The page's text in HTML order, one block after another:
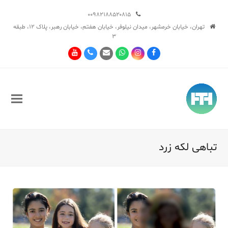
تهران، خیابان خرمشهر، میدان نیلوفر، خیابان هفتم، خیابان رهبر، پلاک ۱۲، طبقه
۳
Facebook
Instagram
Whatsapp
Email
Phone
Youtube
تباهی لکه زرد